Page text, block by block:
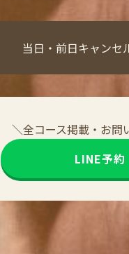
当日・前日キャンセ
＼全コース掲載・お問
LINE予約